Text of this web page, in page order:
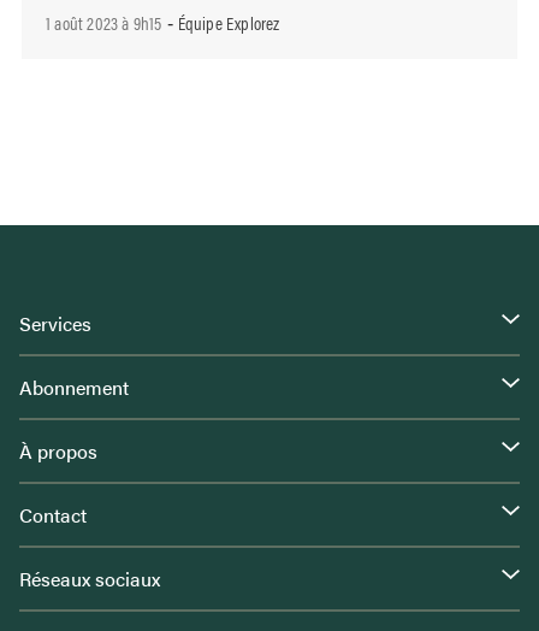
1 août 2023 à 9h15 - Équipe Explorez
Services
Abonnement
À propos
Contact
Réseaux sociaux